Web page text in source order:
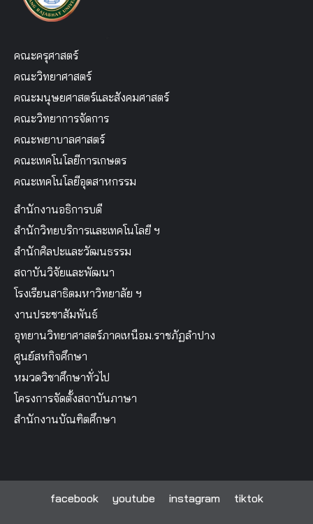
คณะครุศาสตร์
คณะวิทยาศาสตร์
คณะมนุษยศาสตร์และสังคมศาสตร์
คณะวิทยาการจัดการ
คณะพยาบาลศาสตร์
คณะเทคโนโลยีการเกษตร
คณะเทคโนโลยีอุตสาหกรรม
สำนักงานอธิการบดี
สำนักวิทยบริการและเทคโนโลยี ฯ
สำนักศิลปะและวัฒนธรรม
สถาบันวิจัยและพัฒนา
โรงเรียนสาธิตมหาวิทยาลัย ฯ
งานประชาสัมพันธ์
อุทยานวิทยาศาสตร์ภาคเหนือม.ราชภัฏลำปาง
ศูนย์สหกิจศึกษา
หมวดวิชาศึกษาทั่วไป
โครงการจัดตั้งสถาบันภาษา
สำนักงานบัณฑิตศึกษา
facebook youtube instagram tiktok